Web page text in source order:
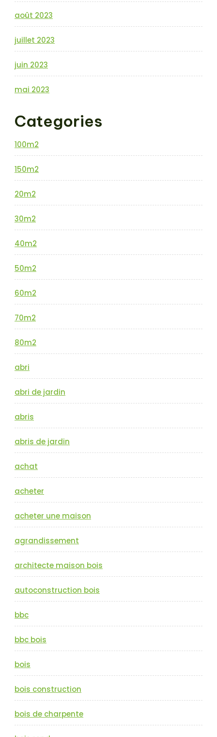
août 2023
juillet 2023
juin 2023
mai 2023
Categories
100m2
150m2
20m2
30m2
40m2
50m2
60m2
70m2
80m2
abri
abri de jardin
abris
abris de jardin
achat
acheter
acheter une maison
agrandissement
architecte maison bois
autoconstruction bois
bbc
bbc bois
bois
bois construction
bois de charpente